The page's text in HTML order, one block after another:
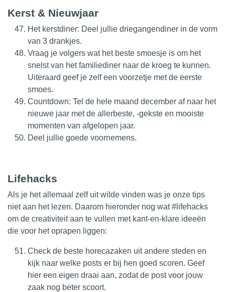
Kerst & Nieuwjaar
Het kerstdiner: Deel jullie driegangendiner in de vorm
van 3 drankjes.
Vraag je volgers wat het beste smoesje is om het
snelst van het familiediner naar de kroeg te kunnen.
Uiteraard geef je zelf een voorzetje met de eerste
smoes.
Countdown: Tel de hele maand december af naar het
nieuwe jaar met de allerbeste, -gekste en mooiste
momenten van afgelopen jaar.
Deel jullie goede voornemens.
Lifehacks
Als je het allemaal zelf uit wilde vinden was je onze tips
niet aan het lezen. Daarom hieronder nog wat #lifehacks
om de creativiteit aan te vullen met kant-en-klare ideeën
die voor het oprapen liggen:
Check de beste horecazaken uit andere steden en
kijk naar welke posts er bij hen goed scoren. Geef
hier een eigen draai aan, zodat de post voor jouw
zaak nog beter scoort.